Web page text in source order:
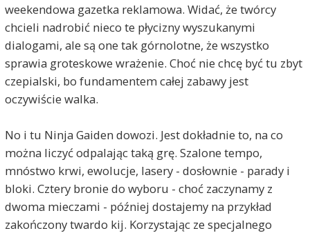
weekendowa gazetka reklamowa. Widać, że twórcy
chcieli nadrobić nieco te płycizny wyszukanymi
dialogami, ale są one tak górnolotne, że wszystko
sprawia groteskowe wrażenie. Choć nie chcę być tu zbyt
czepialski, bo fundamentem całej zabawy jest
oczywiście walka.
No i tu Ninja Gaiden dowozi. Jest dokładnie to, na co
można liczyć odpalając taką grę. Szalone tempo,
mnóstwo krwi, ewolucje, lasery - dosłownie - parady i
bloki. Cztery bronie do wyboru - choć zaczynamy z
dwoma mieczami - później dostajemy na przykład
zakończony twardo kij. Korzystając ze specjalnego